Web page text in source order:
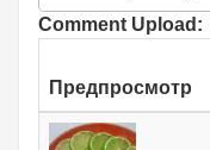
Comment Upload:
Предпросмотр